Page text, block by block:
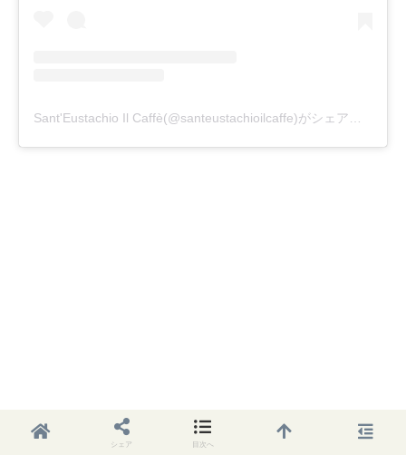
Sant'Eustachio Il Caffè(@santeustachioilcaffe)がシェアした投稿
シェア 目次へ